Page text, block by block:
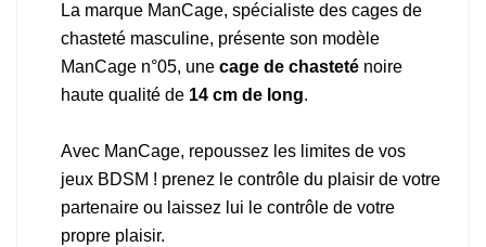
La marque ManCage, spécialiste des cages de
chasteté masculine, présente son modèle
ManCage n°05, une cage de chasteté noire
haute qualité de 14 cm de long.
Avec ManCage, repoussez les limites de vos
jeux BDSM ! prenez le contrôle du plaisir de votre
partenaire ou laissez lui le contrôle de votre
propre plaisir.